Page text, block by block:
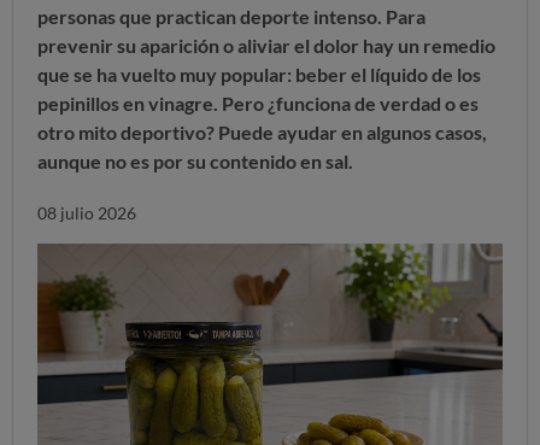
personas que practican deporte intenso. Para
prevenir su aparición o aliviar el dolor hay un remedio
que se ha vuelto muy popular: beber el líquido de los
pepinillos en vinagre. Pero ¿funciona de verdad o es
otro mito deportivo? Puede ayudar en algunos casos,
aunque no es por su contenido en sal.
08 julio 2026